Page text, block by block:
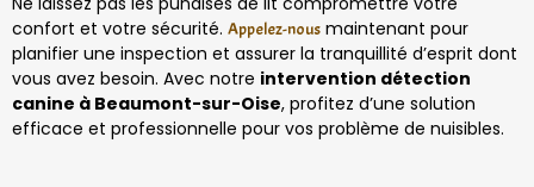
confort et votre sécurité. Appelez-nous maintenant pour
planifier une inspection et assurer la tranquillité d’esprit dont
vous avez besoin. Avec notre intervention détection
canine à Beaumont-sur-Oise, profitez d’une solution
efficace et professionnelle pour vos problème de nuisibles.